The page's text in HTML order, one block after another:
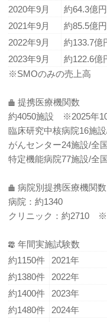
2020年9月
約64.3億円
2021年9月
約85.5億円
2022年9月
約133.7億
2023年9月
約122.6億
※SMOのみの売上高
提携医療機関数
約4050施設 ※2025年
臨床研究中核病院16施
がんセンター24施設/全
特定機能病院77施設/全
病院別提携医療機関数
病院：約1340
クリニック：約2710
年間実施試験数
約1150件
2021年
約1380件
2022年
約1400件
2023年
約1480件
2024年